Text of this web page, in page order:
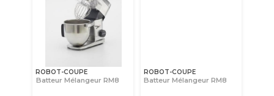
ROBOT-COUPE
Batteur Mélangeur RM8
ROBOT-COUPE
Batteur Mélangeur RM8